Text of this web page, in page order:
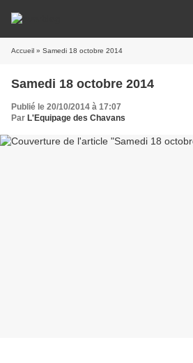
Accueil » Samedi 18 octobre 2014
Samedi 18 octobre 2014
Publié le 20/10/2014 à 17:07
Par L'Equipage des Chavans